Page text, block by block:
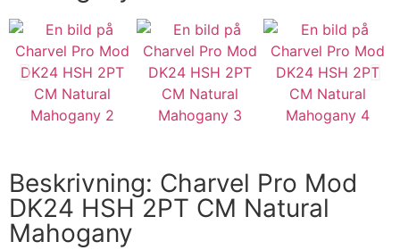
Beskrivning: Charvel Pro Mod
DK24 HSH 2PT CM Natural
Mahogany